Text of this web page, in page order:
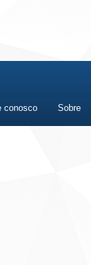
conosco Sobre